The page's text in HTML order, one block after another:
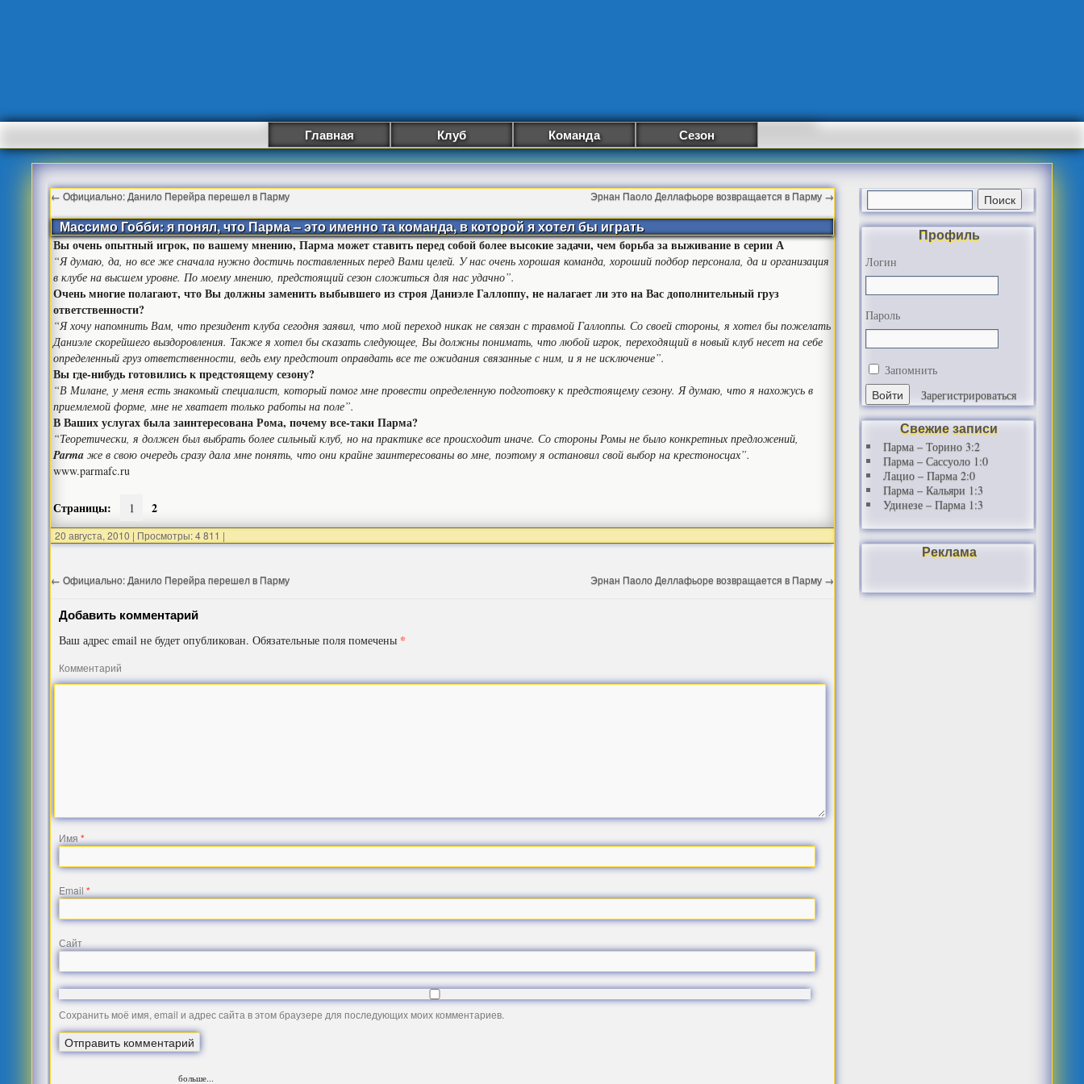
Главная Клуб Команда Сезон
← Официально: Данило Перейра перешел в Парму Эрнан Паоло Деллафьоре возвращается в Парму →
Массимо Гобби: я понял, что Парма – это именно та команда, в которой я хотел бы играть
Вы очень опытный игрок, по вашему мнению, Парма может ставить перед собой более высокие задачи, чем борьба за выживание в серии А
“Я думаю, да, но все же сначала нужно достичь поставленных перед Вами целей. У нас очень хорошая команда, хороший подбор персонала, да и организация
в клубе на высшем уровне. По моему мнению, предстоящий сезон сложиться для нас удачно”.
Очень многие полагают, что Вы должны заменить выбывшего из строя Даниэле Галлоппу, не налагает ли это на Вас дополнительный груз
ответственности?
“Я хочу напомнить Вам, что президент клуба сегодня заявил, что мой переход никак не связан с травмой Галлоппы. Со своей стороны, я хотел бы пожелать
Даниэле скорейшего выздоровления. Также я хотел бы сказать следующее, Вы должны понимать, что любой игрок, переходящий в новый клуб несет на себе
определенный груз ответственности, ведь ему предстоит оправдать все те ожидания связанные с ним, и я не исключение”.
Вы где-нибудь готовились к предстоящему сезону?
“В Милане, у меня есть знакомый специалист, который помог мне провести определенную подготовку к предстоящему сезону. Я думаю, что я нахожусь в
приемлемой форме, мне не хватает только работы на поле”.
В Ваших услугах была заинтересована Рома, почему все-таки Парма?
“Теоретически, я должен был выбрать более сильный клуб, но на практике все происходит иначе. Со стороны Ромы не было конкретных предложений,
Parma же в свою очередь сразу дала мне понять, что они крайне заинтересованы во мне, поэтому я остановил свой выбор на крестоносцах”.
www.parmafc.ru
Страницы: 1 2
20 августа, 2010 | Просмотры: 4 811 |
← Официально: Данило Перейра перешел в Парму Эрнан Паоло Деллафьоре возвращается в Парму →
Добавить комментарий
Ваш адрес email не будет опубликован. Обязательные поля помечены *
Комментарий
Имя*
Email*
Сайт
Сохранить моё имя, email и адрес сайта в этом браузере для последующих моих комментариев.
больше...
Профиль
Логин
Пароль
Запомнить
Зарегистрироваться
Свежие записи
Парма – Торино 3:2
Парма – Сассуоло 1:0
Лацио – Парма 2:0
Парма – Кальяри 1:3
Удинезе – Парма 1:3
Реклама